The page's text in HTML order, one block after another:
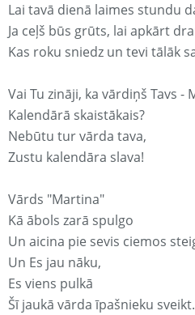
Lai tavā dienā laimes stundu
Ja ceļš būs grūts, lai apkārt
Kas roku sniedz un tevi tālāk
Vai Tu zināji, ka vārdiņš Tavs -
Kalendārā skaistākais?
Nebūtu tur vārda tava,
Zustu kalendāra slava!
Vārds "Martina"
Kā ābols zarā spulgo
Un aicina pie sevis ciemos
Un Es jau nāku,
Es viens pulkā
Šī jaukā vārda īpašnieku sveikt.